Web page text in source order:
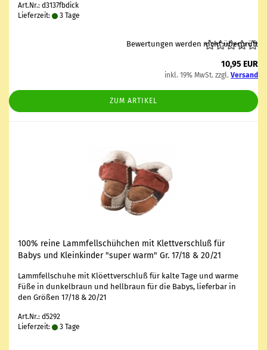
Art.Nr.: d3137fbdick
Lieferzeit:
3 Tage
Bewertungen werden nicht überprüft
10,95 EUR
inkl. 19% MwSt. zzgl. Versand
ZUM ARTIKEL
100% reine Lamm­fell­schüh­chen mit Klett­ver­schluß für
Babys und Klein­kin­der "super warm" Gr. 17/18 & 20/21
Lamm­fell­schu­he mit Klö­ett­ver­schluß für kalte Tage und warme
Füße in dun­kel­braun und hell­braun für die Babys, lie­fer­bar in
den Grö­ßen 17/18 & 20/21
Art.Nr.: d5292
Lieferzeit:
3 Tage